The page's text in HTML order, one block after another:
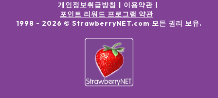
개인정보취급방침
이용약관
포인트 리워드 프로그램 약관
1998 - 2026 © StrawberryNET.com 모든 권리 보유.